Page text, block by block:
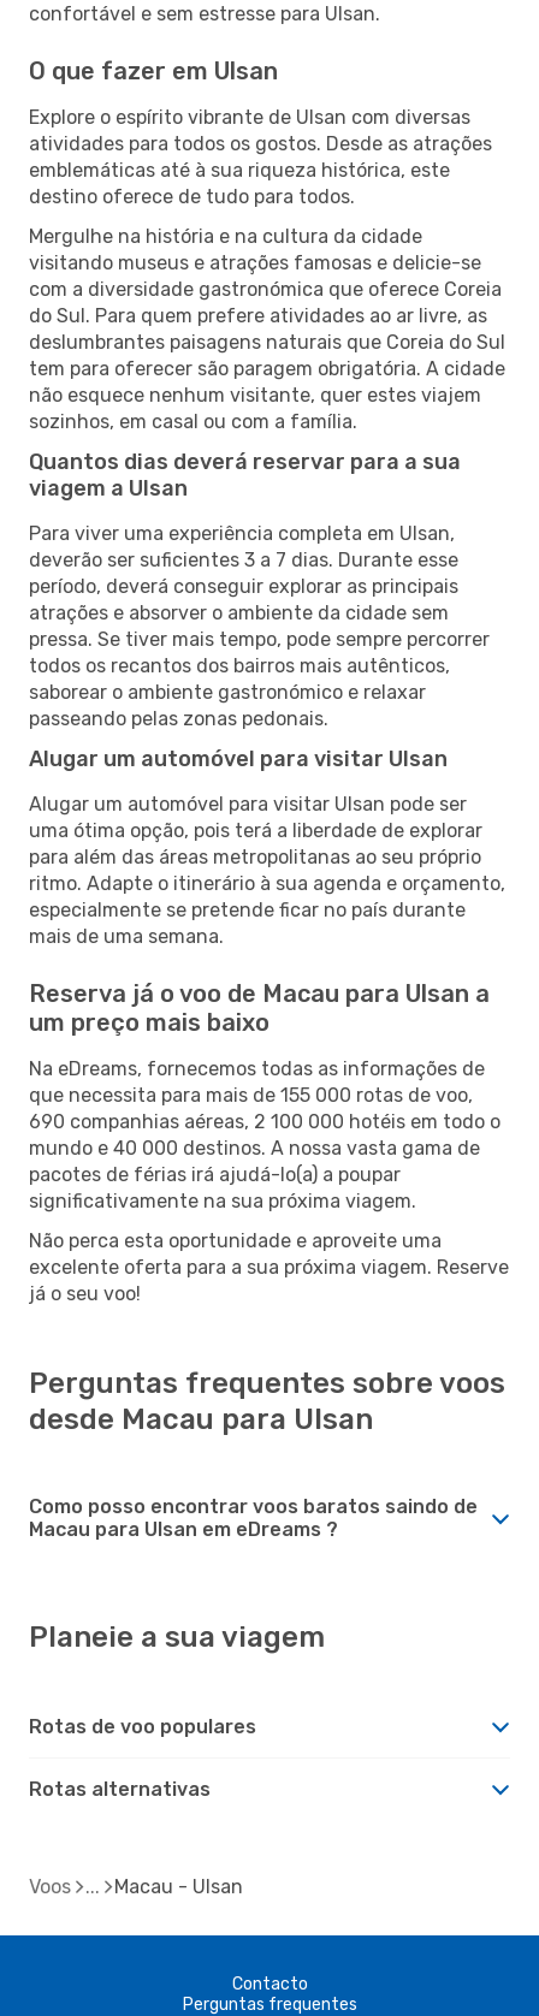
confortável e sem estresse para Ulsan.
O que fazer em Ulsan
Explore o espírito vibrante de Ulsan com diversas
atividades para todos os gostos. Desde as atrações
emblemáticas até à sua riqueza histórica, este
destino oferece de tudo para todos.
Mergulhe na história e na cultura da cidade
visitando museus e atrações famosas e delicie-se
com a diversidade gastronómica que oferece Coreia
do Sul. Para quem prefere atividades ao ar livre, as
deslumbrantes paisagens naturais que Coreia do Sul
tem para oferecer são paragem obrigatória. A cidade
não esquece nenhum visitante, quer estes viajem
sozinhos, em casal ou com a família.
Quantos dias deverá reservar para a sua
viagem a Ulsan
Para viver uma experiência completa em Ulsan,
deverão ser suficientes 3 a 7 dias. Durante esse
período, deverá conseguir explorar as principais
atrações e absorver o ambiente da cidade sem
pressa. Se tiver mais tempo, pode sempre percorrer
todos os recantos dos bairros mais autênticos,
saborear o ambiente gastronómico e relaxar
passeando pelas zonas pedonais.
Alugar um automóvel para visitar Ulsan
Alugar um automóvel para visitar Ulsan pode ser
uma ótima opção, pois terá a liberdade de explorar
para além das áreas metropolitanas ao seu próprio
ritmo. Adapte o itinerário à sua agenda e orçamento,
especialmente se pretende ficar no país durante
mais de uma semana.
Reserva já o voo de Macau para Ulsan a
um preço mais baixo
Na eDreams, fornecemos todas as informações de
que necessita para mais de 155 000 rotas de voo,
690 companhias aéreas, 2 100 000 hotéis em todo o
mundo e 40 000 destinos. A nossa vasta gama de
pacotes de férias irá ajudá-lo(a) a poupar
significativamente na sua próxima viagem.
Não perca esta oportunidade e aproveite uma
excelente oferta para a sua próxima viagem. Reserve
já o seu voo!
Perguntas frequentes sobre voos
desde Macau para Ulsan
Como posso encontrar voos baratos saindo de
Macau para Ulsan em eDreams ?
Planeie a sua viagem
Rotas de voo populares
Rotas alternativas
Voos Macau - Ulsan
Contacto
Perguntas frequentes